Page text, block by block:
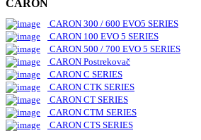
CARON
CARON 300 / 600 EVO5 SERIES
CARON 100 EVO 5 SERIES
CARON 500 / 700 EVO 5 SERIES
CARON Postrekovač
CARON C SERIES
CARON CTK SERIES
CARON CT SERIES
CARON CTM SERIES
CARON CTS SERIES